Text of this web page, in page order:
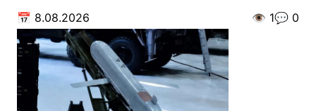
📅 8.08.2026 👁️ 1💬 0